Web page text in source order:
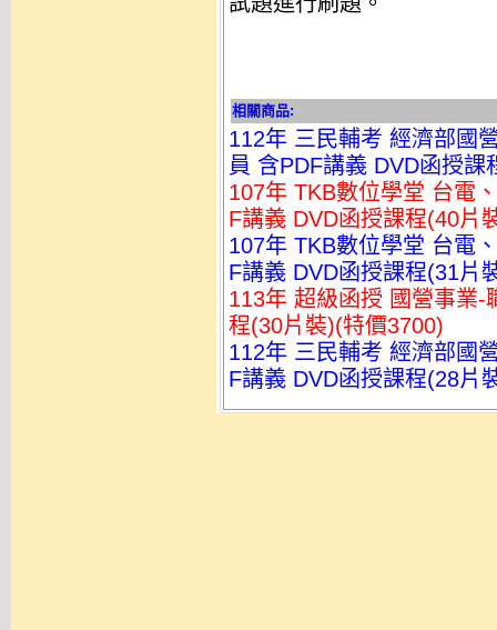
相關商品:
112年 三民輔考 經濟部國
員 含PDF講義 DVD函授
107年 TKB數位學堂 台電
F講義 DVD函授課程(40片
107年 TKB數位學堂 台電
F講義 DVD函授課程(31片
113年 超級函授 國營事業-
程(30片裝)(特價3700)
112年 三民輔考 經濟部國
F講義 DVD函授課程(28片